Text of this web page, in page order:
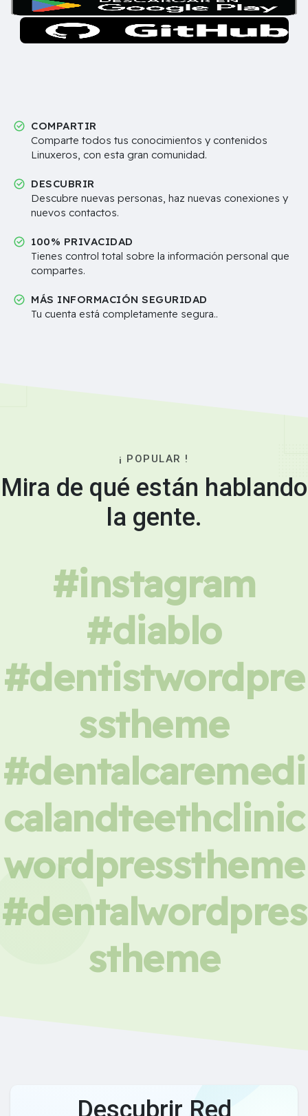
COMPARTIR
Comparte todos tus conocimientos y contenidos
Linuxeros, con esta gran comunidad.
DESCUBRIR
Descubre nuevas personas, haz nuevas conexiones y
nuevos contactos.
100% PRIVACIDAD
Tienes control total sobre la información personal que
compartes.
MÁS INFORMACIÓN SEGURIDAD
Tu cuenta está completamente segura..
¡ POPULAR !
Mira de qué están hablando
la gente.
#instagram
#diablo
#dentistwordpre
sstheme
#dentalcaremedi
calandteethclinic
wordpresstheme
#dentalwordpres
stheme
Descubrir Red